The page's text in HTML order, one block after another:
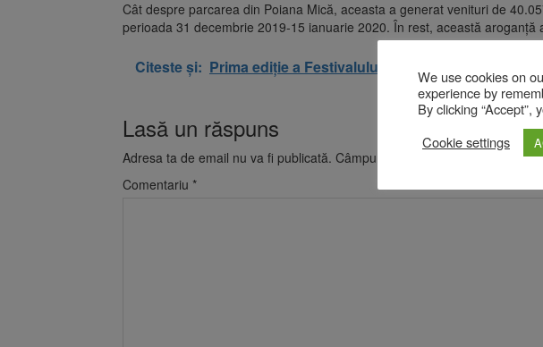
Cât despre parcarea din Poiana Mică, aceasta a generat venituri de
perioada 31 decembrie 2019-15 ianuarie 2020. În rest, această aroganță
Citeste și: Prima ediție a Festivalului Bulzului are loc la
Lasă un răspuns
Adresa ta de email nu va fi publicată. Câmpurile obligatorii sunt marcate
Comentariu *
We use cookies on
experience by
By clicking “Accept”,
Cookie settings